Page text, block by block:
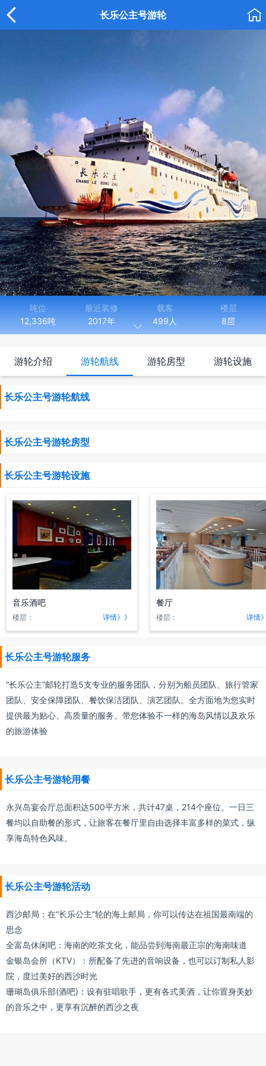
 长乐公主号游轮 
吨位
12,336吨
最近装修
2017年
载客
499人
楼层
8层
“长乐公主号邮轮”是新一代的中国籍豪华客滚轮，于2017年3月
客滚船。 “长乐公主号”邮轮总吨12336，净吨6661，船舶总长
茶餐厅，咖啡厅，会所等休闲娱乐设施一应俱全，还有阳光甲板剧场
观光之旅，不会让你虚度西沙之旅。 “长乐公主号”邮轮有多种房型供
您。游玩之余，透过海景窗看着蔚蓝的大海、洁白的浪花、沐浴着温
暖的阳光，或是在内舱房听着音乐、品一杯热茶，亦或是在套房内的
沙发上，享受属于您的奢华体验。

游轮介绍 游轮航线 游轮房型 游轮设施
长乐公主号游轮航线
长乐公主号游轮房型
长乐公主号游轮设施
音乐酒吧
楼层： 详情》》
餐厅
楼层： 详情
长乐公主号游轮服务
“长乐公主”邮轮打造5支专业的服务团队，分别为船员团队、旅行管家
团队、安全保障团队、餐饮保洁团队、演艺团队。全方面地为您实时
提供最为贴心、高质量的服务。带您体验不一样的海岛风情以及欢乐
的旅游体验
长乐公主号游轮用餐
永兴岛宴会厅总面积达500平方米，共计47桌，214个座位。一日三
餐均以自助餐的形式，让旅客在餐厅里自由选择丰富多样的菜式，纵
享海岛特色风味。
长乐公主号游轮活动
西沙邮局：在“长乐公主”轮的海上邮局，你可以传达在祖国最南端的
思念
全富岛休闲吧：海南的吃茶文化，能品尝到海南最正宗的海南味道
金银岛会所（KTV）：所配备了先进的音响设备，也可以订制私人影
院，度过美好的西沙时光
珊瑚岛俱乐部(酒吧)：设有驻唱歌手，更有各式美酒，让你置身美妙
的音乐之中，更享有沉醉的西沙之夜